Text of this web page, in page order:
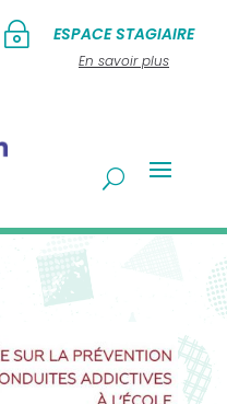
~ ESPACE STAGIAIRE
En savoir plus